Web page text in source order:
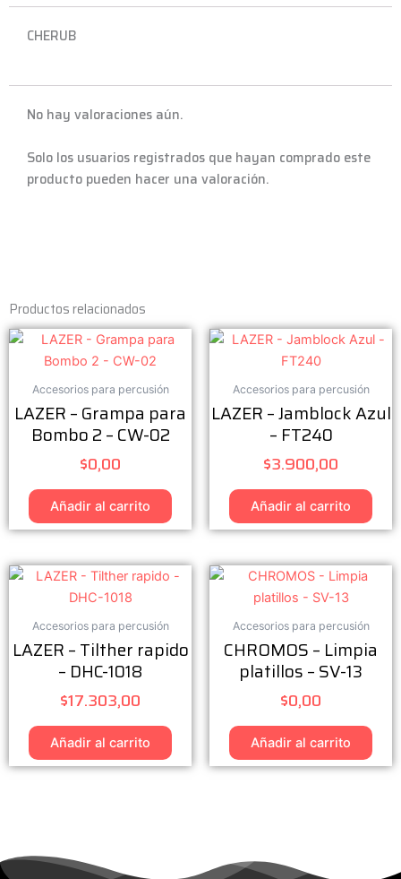
CHERUB
No hay valoraciones aún.
Solo los usuarios registrados que hayan comprado este
producto pueden hacer una valoración.
Productos relacionados
Accesorios para percusión
LAZER – Grampa para
Bombo 2 – CW-02
$0,00
Añadir al carrito
Accesorios para percusión
LAZER – Jamblock Azul
– FT240
$3.900,00
Añadir al carrito
Accesorios para percusión
LAZER – Tilther rapido
– DHC-1018
$17.303,00
Añadir al carrito
Accesorios para percusión
CHROMOS – Limpia
platillos – SV-13
$0,00
Añadir al carrito